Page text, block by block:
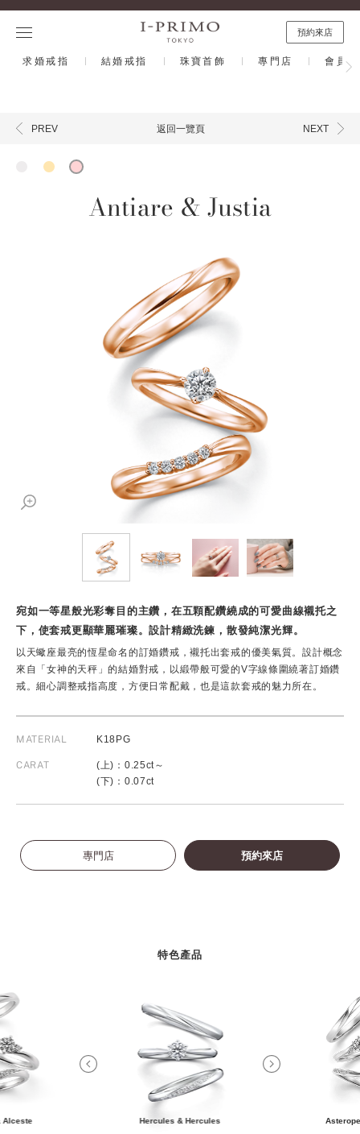
預約來店
求婚戒指 結婚戒指 珠寶首飾 專門店 會員
PREV 返回一覽頁 NEXT
Antiare & Justia
宛如一等星般光彩奪目的主鑽，在五顆配鑽繞成的可愛曲線襯托之
下，使套戒更顯華麗璀璨。設計精緻洗鍊，散發純潔光輝。
以天蠍座最亮的恆星命名的訂婚鑽戒，襯托出套戒的優美氣質。設計概念
來自「女神的天秤」的結婚對戒，以緞帶般可愛的V字線條圍繞著訂婚鑽
戒。細心調整戒指高度，方便日常配戴，也是這款套戒的魅力所在。
MATERIAL K18PG
CARAT
(上)：0.25ct～
(下)：0.07ct
專門店 預約來店
特色產品
Alceste Hercules & Hercules